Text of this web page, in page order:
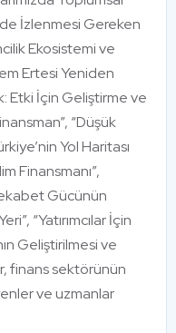
İzlenmesi Gereken
Ekosistemi ve
Ertesi Yeniden
Etki İçin Geliştirme ve
“Düşük
Yol Haritası
Finansmanı”,
Gücünün
“Yatırımcılar İçin
Geliştirilmesi ve
finans sektörünün
ve uzmanlar